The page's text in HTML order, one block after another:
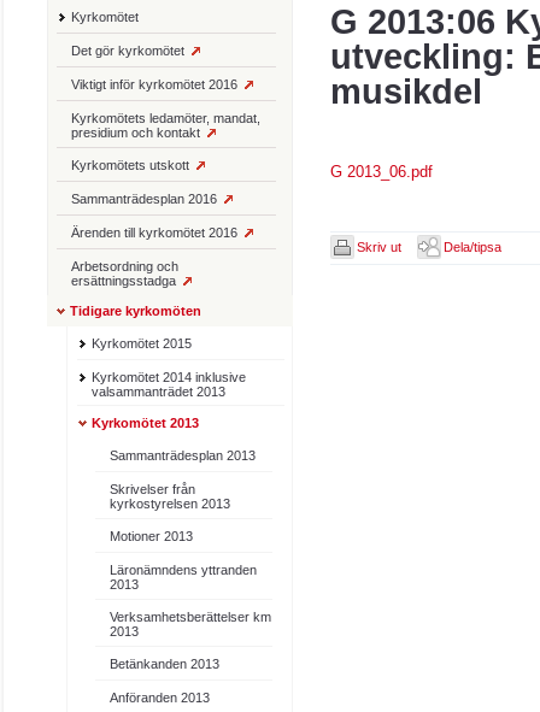
G 2013:06
utveckling:
musikdel
G 2013_06.pdf
Skriv ut Dela/tipsa
Kyrkomötet
Det gör kyrkomötet
Viktigt inför kyrkomötet 2016
Kyrkomötets ledamöter, mandat,
presidium och kontakt
Kyrkomötets utskott
Sammanträdesplan 2016
Ärenden till kyrkomötet 2016
Arbetsordning och
ersättningsstadga
Tidigare kyrkomöten
Kyrkomötet 2015
Kyrkomötet 2014 inklusive
valsammanträdet 2013
Kyrkomötet 2013
Sammanträdesplan 2013
Skrivelser från
kyrkostyrelsen 2013
Motioner 2013
Läronämndens yttranden
2013
Verksamhetsberättelser km
2013
Betänkanden 2013
Anföranden 2013